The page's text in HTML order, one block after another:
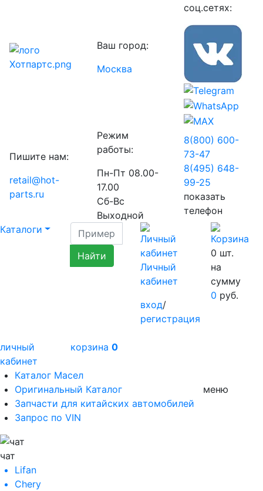
Ваш город:
Москва
соц.сетях:
Пишите нам:
retail@hot-
parts.ru
Режим
работы:
Пн-Пт 08.00-
17.00
Сб-Вс
Выходной
8(800) 600-
73-47
8(495) 648-
99-25
показать
телефон
Каталоги
Личный
кабинет
вход/
регистрация
0 шт.
на
сумму
0 руб.
личный
кабинет
корзина 0
Каталог Масел
Оригинальный Каталог
Запчасти для китайских автомобилей
Запрос по VIN
меню
чат
Lifan
Chery